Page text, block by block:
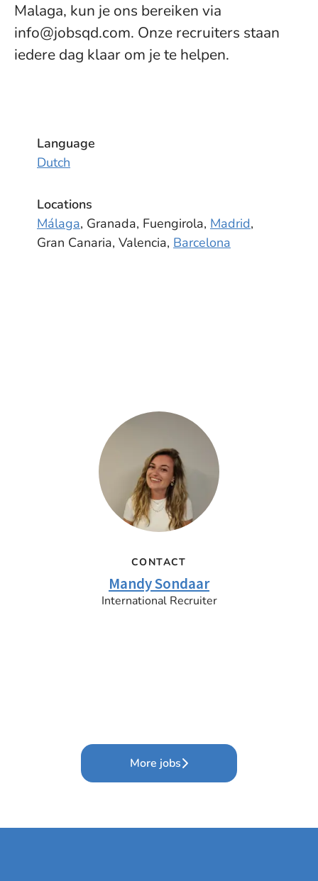
Malaga, kun je ons bereiken via
info@jobsqd.com. Onze recruiters staan
iedere dag klaar om je te helpen.
Language
Dutch
Locations
Málaga, Granada, Fuengirola, Madrid,
Gran Canaria, Valencia, Barcelona
CONTACT
Mandy Sondaar
International Recruiter
More jobs